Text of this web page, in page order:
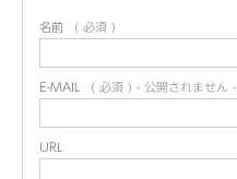
名前 ( 必須 )
E-MAIL ( 必須 ) - 公開されません -
URL